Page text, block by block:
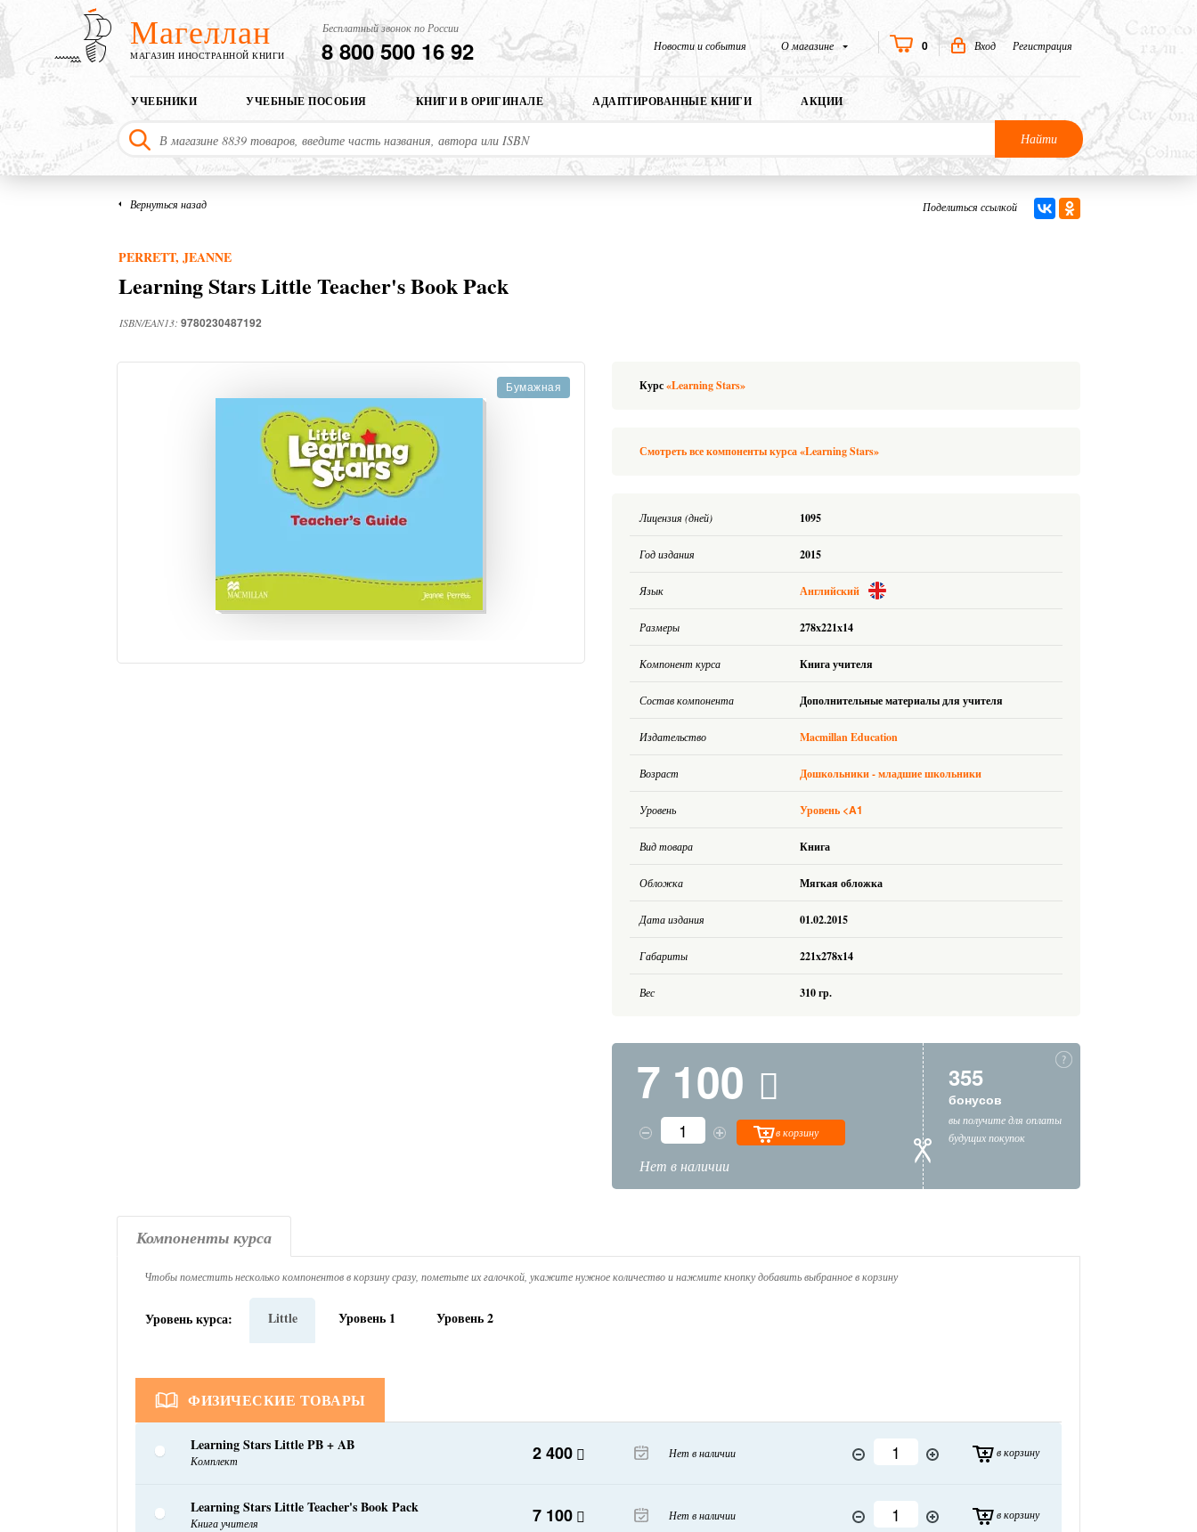
Магеллан
МАГАЗИН ИНОСТРАННОЙ КНИГИ
Бесплатный звонок по России
8 800 500 16 92 Новости и события О магазине 0 Вход Регистрация
УЧЕБНИКИ УЧЕБНЫЕ ПОСОБИЯ КНИГИ В ОРИГИНАЛЕ АДАПТИРОВАННЫЕ КНИГИ АКЦИИ
Найти
Вернуться назад Поделиться ссылкой
PERRETT, JEANNE
Learning Stars Little Teacher's Book Pack
ISBN/EAN13: 9780230487192
Бумажная Курс«Learning Stars»
Смотреть все компоненты курса «Learning Stars»
Лицензия (дней) 1095
Год издания 2015
Язык Английский
Размеры 278x221x14
Компонент курса Книга учителя
Состав компонента Дополнительные материалы для учителя
Издательство Macmillan Education
Возраст Дошкольники - младшие школьники
Уровень Уровень <A1
Вид товара Книга
Обложка Мягкая обложка
Дата издания 01.02.2015
Габариты 221x278x14
Вес 310 гр.
7 100
в корзину
Нет в наличии
355
бонусов
вы получите для оплаты
будущих покупок
Компоненты курса
Чтобы поместить несколько компонентов в корзину сразу, пометьте их галочкой, укажите нужное количество и нажмите кнопку добавить выбранное в корзину
Уровень курса: Little Уровень 1 Уровень 2
ФИЗИЧЕСКИЕ ТОВАРЫ
Learning Stars Little PB + AB
Комплект 2 400 Нет в наличии в корзину
Learning Stars Little Teacher's Book Pack
Книга учителя 7 100 Нет в наличии в корзину